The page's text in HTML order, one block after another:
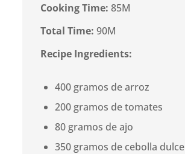
Cooking Time:85M
Total Time:90M
Recipe Ingredients:
400 gramos de arroz
200 gramos de tomates
80 gramos de ajo
350 gramos de cebolla dulce